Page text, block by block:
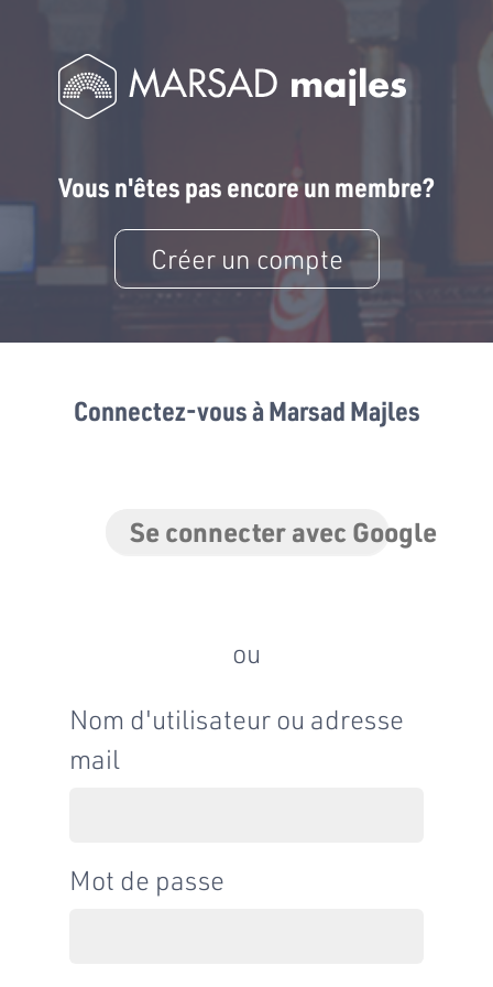
Vous n'êtes pas encore un membre?
Créer un compte
Connectez-vous à Marsad Majles
Se connecter avec Google
ou
Nom d'utilisateur ou adresse
mail
Mot de passe